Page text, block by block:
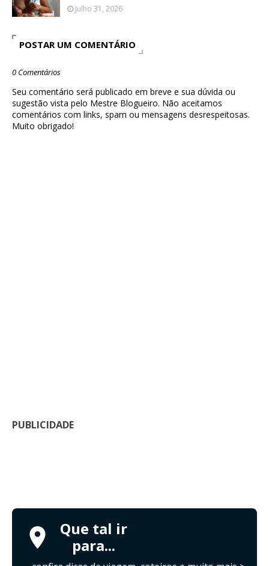
Julho 31, 2026
POSTAR UM COMENTÁRIO
0 Comentários
Seu comentário será publicado em breve e sua dúvida ou
sugestão vista pelo Mestre Blogueiro. Não aceitamos
comentários com links, spam ou mensagens desrespeitosas.
Muito obrigado!
PUBLICIDADE
Que tal ir
para...